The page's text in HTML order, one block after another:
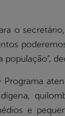
o
população”,
Programa
e